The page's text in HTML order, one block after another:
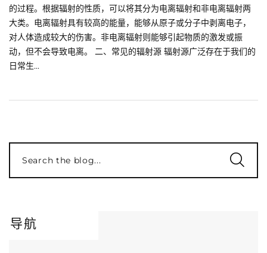
的过程。根据辐射的性质，可以将其分为电离辐射和非电离辐射两
大类。电离辐射具有较高的能量，能够从原子或分子中剥离电子，
对人体造成较大的伤害。非电离辐射则能够引起物质的激发或振
动，但不会导致电离。 二、常见的辐射源 辐射源广泛存在于我们的
日常生...
Search the blog...
导航